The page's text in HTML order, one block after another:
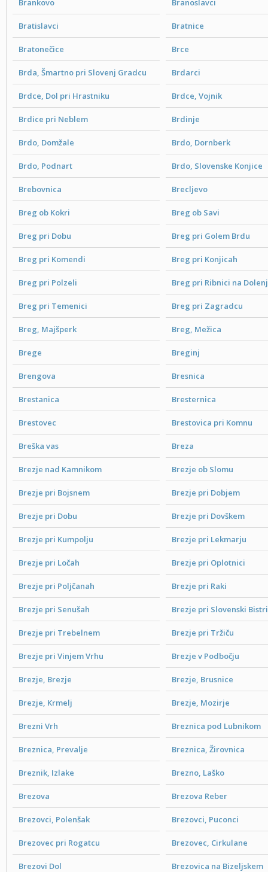
Brankovo Branoslavci
Bratislavci Bratnice
Bratonečice Brce
Brda, Šmartno pri Slovenj Gradcu Brdarci
Brdce, Dol pri Hrastniku Brdce, Vojnik
Brdice pri Neblem Brdinje
Brdo, Domžale Brdo, Dornberk
Brdo, Podnart Brdo, Slovenske Konjice
Brebovnica Brecljevo
Breg ob Kokri Breg ob Savi
Breg pri Dobu Breg pri Golem Brdu
Breg pri Komendi Breg pri Konjicah
Breg pri Polzeli Breg pri Ribnici na
Breg pri Temenici Breg pri Zagradcu
Breg, Majšperk Breg, Mežica
Brege Breginj
Brengova Bresnica
Brestanica Bresternica
Brestovec Brestovica pri Komnu
Breška vas Breza
Brezje nad Kamnikom Brezje ob Slomu
Brezje pri Bojsnem Brezje pri Dobjem
Brezje pri Dobu Brezje pri Dovškem
Brezje pri Kumpolju Brezje pri Lekmarju
Brezje pri Ločah Brezje pri Oplotnici
Brezje pri Poljčanah Brezje pri Raki
Brezje pri Senušah Brezje pri Slovenski
Brezje pri Trebelnem Brezje pri Tržiču
Brezje pri Vinjem Vrhu Brezje v Podbočju
Brezje, Brezje Brezje, Brusnice
Brezje, Krmelj Brezje, Mozirje
Brezni Vrh Breznica pod Lubnikom
Breznica, Prevalje Breznica, Žirovnica
Breznik, Izlake Brezno, Laško
Brezova Brezova Reber
Brezovci, Polenšak Brezovci, Puconci
Brezovec pri Rogatcu Brezovec, Cirkulane
Brezovi Dol Brezovica na Bizeljskem